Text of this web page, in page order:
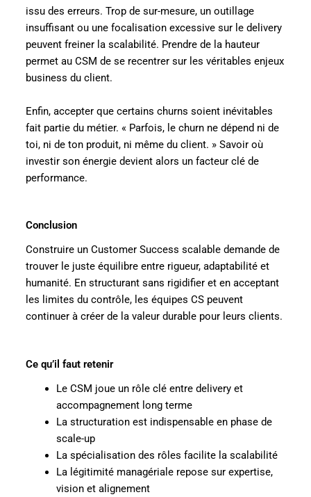
issu des erreurs. Trop de sur-mesure, un outillage
insuffisant ou une focalisation excessive sur le delivery
peuvent freiner la scalabilité. Prendre de la hauteur
permet au CSM de se recentrer sur les véritables enjeux
business du client.
Enfin, accepter que certains churns soient inévitables
fait partie du métier. « Parfois, le churn ne dépend ni de
toi, ni de ton produit, ni même du client. » Savoir où
investir son énergie devient alors un facteur clé de
performance.
Conclusion
Construire un Customer Success scalable demande de
trouver le juste équilibre entre rigueur, adaptabilité et
humanité. En structurant sans rigidifier et en acceptant
les limites du contrôle, les équipes CS peuvent
continuer à créer de la valeur durable pour leurs clients.
Ce qu’il faut retenir
Le CSM joue un rôle clé entre delivery et
accompagnement long terme
La structuration est indispensable en phase de
scale-up
La spécialisation des rôles facilite la scalabilité
La légitimité managériale repose sur expertise,
vision et alignement